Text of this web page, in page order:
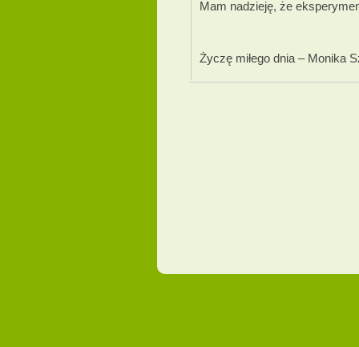
Mam nadzieję, że
Życzę miłego dnia – Monika